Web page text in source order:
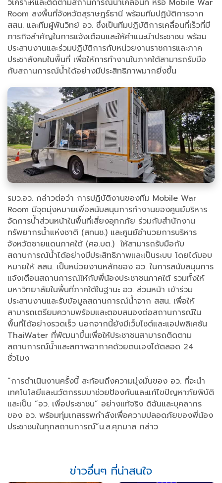
วิเคราะห์และติดตามสถานการณ์น้ำเคลื่อนที่ หรือ Mobile War
Room ลงพื้นที่จังหวัดสุราษฎร์ธานี พร้อมทีมปฏิบัติการจาก
สสน. และทีมผู้พันวิทย์ อว. ซึ่งเป็นทีมปฏิบัติการเคลื่อนที่เร็วที่มี
ภารกิจสำคัญในการแจ้งเตือนและให้คำแนะนำประชาชน พร้อม
ประสานงานและร่วมปฏิบัติการกับหน่วยงานราชการและภาค
ประชาสังคมในพื้นที่ เพื่อให้การทำงานในภาคใต้สามารถรับมือ
กับสถานการณ์น้ำได้อย่างมีประสิทธิภาพมากยิ่งขึ้น
รมว.อว. กล่าวต่อว่า การปฏิบัติงานของทีม Mobile War
Room มีจุดมุ่งหมายเพื่อสนับสนุนการทำงานของศูนย์บริหาร
จัดการน้ำส่วนหน้าในพื้นที่เสี่ยงอุทกภัย ร่วมกับสำนักงาน
ทรัพยากรน้ำแห่งชาติ (สทนช.) และศูนย์อำนวยการบริหาร
จังหวัดชายแดนภาคใต้ (ศอ.บต.) ให้สามารถรับมือกับ
สถานการณ์น้ำได้อย่างมีประสิทธิภาพและเป็นระบบ โดยได้มอบ
หมายให้ สสน. เป็นหน่วยงานหลักของ อว. ในการสนับสนุนการ
แจ้งเตือนสถานการณ์ให้กับพี่น้องประชาชนภาคใต้ รวมทั้งให้
มหาวิทยาลัยในพื้นที่ภาคใต้ในฐานะ อว. ส่วนหน้า เข้าร่วม
ประสานงานและรับข้อมูลสถานการณ์น้ำจาก สสน. เพื่อให้
สามารถเตรียมความพร้อมและตอบสนองต่อสถานการณ์ใน
พื้นที่ได้อย่างรวดเร็ว นอกจากนี้ยังมีเว็บไซต์และแอปพลิเคชัน
ThaiWater ที่พัฒนาขึ้นเพื่อให้ประชาชนสามารถติดตาม
สถานการณ์น้ำและสภาพอากาศด้วยตนเองได้ตลอด 24
ชั่วโมง
“การดำเนินงานครั้งนี้ สะท้อนถึงความมุ่งมั่นของ อว. ที่จะนำ
เทคโนโลยีและนวัตกรรมมาช่วยป้องกันและแก้ไขปัญหาภัยพิบัติ
และเป็น “อว. เพื่อประชาชน” อย่างแท้จริง ดิฉันและบุคลากร
ของ อว. พร้อมทุ่มเทสรรพกำลังเพื่อความปลอดภัยของพี่น้อง
ประชาชนในทุกสถานการณ์”น.ส.ศุภมาส กล่าว
ข่าวอื่นๆ ที่น่าสนใจ